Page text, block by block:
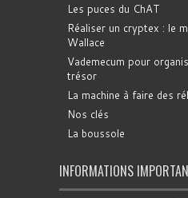
Les puces du ChAT
Réaliser un cryptex : le
Wallace
Vademecum pour
trésor
La machine à faire des
Nos clés
La boussole
INFORMATIONS